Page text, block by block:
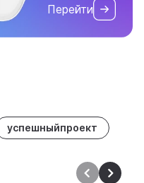
Перейти
успешныйпроект